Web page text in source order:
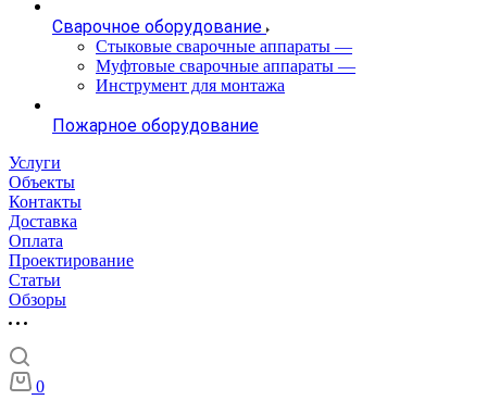
Сварочное оборудование
Стыковые сварочные аппараты —
Муфтовые сварочные аппараты —
Инструмент для монтажа
Пожарное оборудование
Услуги
Объекты
Контакты
Доставка
Оплата
Проектирование
Статьи
Обзоры
0